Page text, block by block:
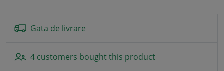
Gata de livrare
4 customers bought this product